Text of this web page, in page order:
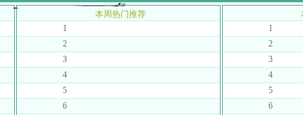
本周热门推荐
1
2
3
4
5
6
1
2
3
4
5
6